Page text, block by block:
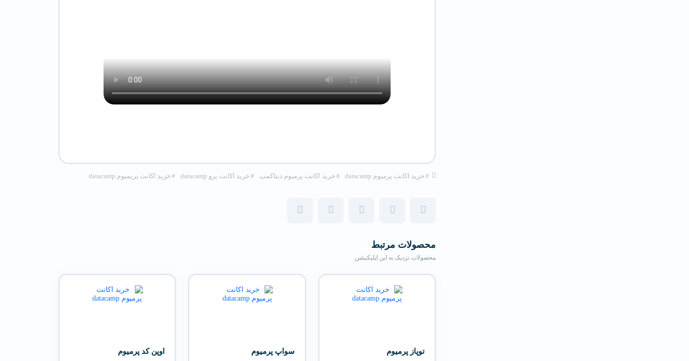
# خرید اکانت پرمیوم datacamp # خرید اکانت پرمیوم دیتاکمپ # خرید اکانت پرو datacamp # خرید اکانت پریمیوم datacamp
محصولات مرتبط
محصولات نزدیک به این اپلیکیشن
توپاز پرمیوم سواپ پرمیوم اوپن کد پرمیوم